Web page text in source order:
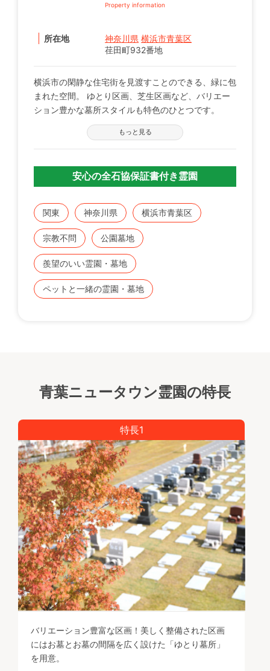
Property information
所在地 神奈川県 横浜市青葉区
荏田町932番地
横浜市の閑静な住宅街を見渡すことのできる、緑に包
まれた空間。 ゆとり区画、芝生区画など、バリエー
ション豊かな墓所スタイルも特色のひとつです。
もっと見る
安心の全石協保証書付き霊園
関東 神奈川県 横浜市青葉区
宗教不問 公園墓地
羨望のいい霊園・墓地
ペットと一緒の霊園・墓地
青葉ニュータウン霊園の特長
特長1
バリエーション豊富な区画！美しく整備された区画
にはお墓とお墓の間隔を広く設けた「ゆとり墓所」
を用意。